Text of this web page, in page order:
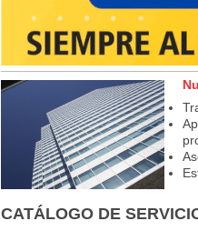
CATÁLOGO DE